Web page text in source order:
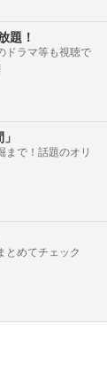
題！
ドラマ等も視聴で
まで！話題のオリ
とめてチェック